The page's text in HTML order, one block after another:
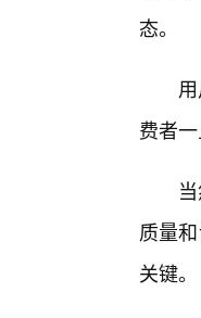
态。
费者
质量
关键。